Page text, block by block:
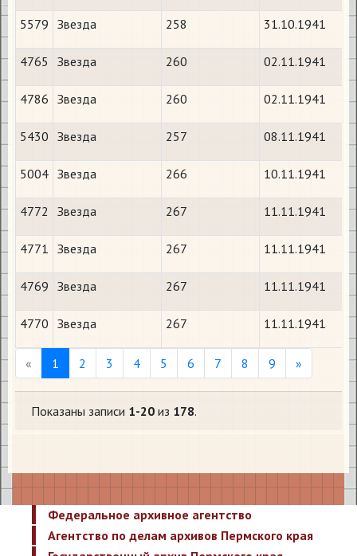
5579 Звезда 258 31.10.1941
4765 Звезда 260 02.11.1941
4786 Звезда 260 02.11.1941
5430 Звезда 257 08.11.1941
5004 Звезда 266 10.11.1941
4772 Звезда 267 11.11.1941
4771 Звезда 267 11.11.1941
4769 Звезда 267 11.11.1941
4770 Звезда 267 11.11.1941
« Previous
1 2 3 4 5 6 7 8 9 »
Показаны записи 1-20 из 178.
Федеральное архивное агентство
Агентство по делам архивов Пермского края